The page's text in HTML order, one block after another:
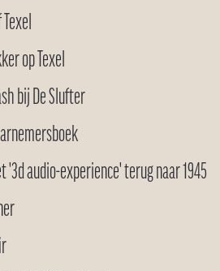
op Texel
bij De Slufter
'3d audio-experience' terug naar 1945